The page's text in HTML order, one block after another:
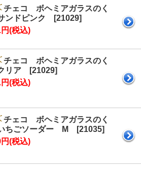
チェコ ボヘミアガラスのく
ンドピンク [21029]
(税込)
チェコ ボヘミアガラスのく
リア [21029]
(税込)
チェコ ボヘミアガラスのく
ちごソーダー M [21035]
(税込)